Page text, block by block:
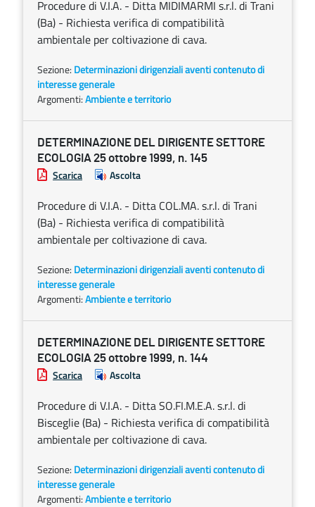
Procedure di V.I.A. - Ditta MIDIMARMI s.r.l. di Trani
(Ba) - Richiesta verifica di compatibilità
ambientale per coltivazione di cava.
Sezione: Determinazioni dirigenziali aventi contenuto di
interesse generale
Argomenti:Ambiente e territorio
DETERMINAZIONE DEL DIRIGENTE SETTORE
ECOLOGIA 25 ottobre 1999, n. 145
Scarica Ascolta
Procedure di V.I.A. - Ditta COL.MA. s.r.l. di Trani
(Ba) - Richiesta verifica di compatibilità
ambientale per coltivazione di cava.
Sezione: Determinazioni dirigenziali aventi contenuto di
interesse generale
Argomenti:Ambiente e territorio
DETERMINAZIONE DEL DIRIGENTE SETTORE
ECOLOGIA 25 ottobre 1999, n. 144
Scarica Ascolta
Procedure di V.I.A. - Ditta SO.FI.M.E.A. s.r.l. di
Bisceglie (Ba) - Richiesta verifica di compatibilità
ambientale per coltivazione di cava.
Sezione: Determinazioni dirigenziali aventi contenuto di
interesse generale
Argomenti:Ambiente e territorio